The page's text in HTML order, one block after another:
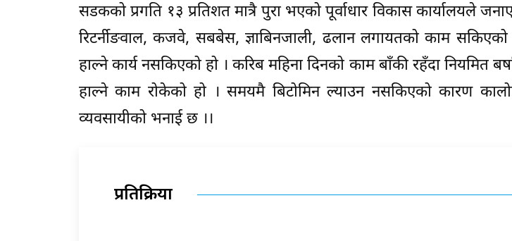
सडकको प्रगति १३ प्रतिशत मात्रै पुरा भएको पूर्वाधार विकास कार्यालयले
रिटर्नीङवाल, कजवे, सबबेस, ज्ञाबिनजाली, ढलान लगायतको काम
हाल्ने कार्य नसकिएको हो । करिब महिना दिनको काम बाँकी रहँदा नियमित
हाल्ने काम रोकेको हो । समयमै बिटोमिन ल्याउन नसकिएको कारण
व्यवसायीको भनाई छ ।।
प्रतिक्रिया